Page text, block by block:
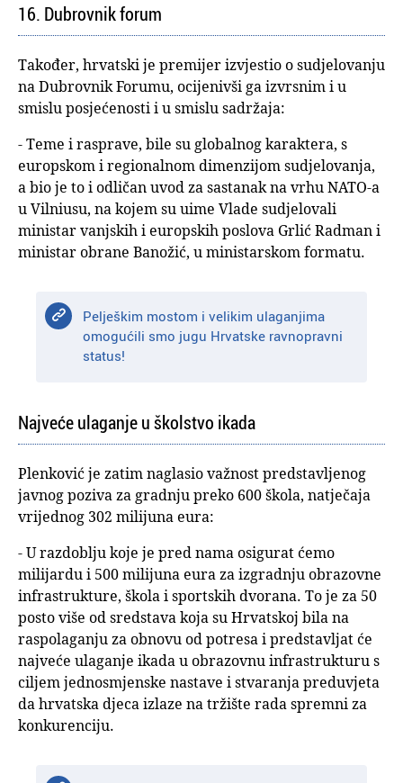
16. Dubrovnik forum
Također, hrvatski je premijer izvjestio o sudjelovanju
na Dubrovnik Forumu, ocijenivši ga izvrsnim i u
smislu posjećenosti i u smislu sadržaja:
- Teme i rasprave, bile su globalnog karaktera, s
europskom i regionalnom dimenzijom sudjelovanja,
a bio je to i odličan uvod za sastanak na vrhu NATO-a
u Vilniusu, na kojem su uime Vlade sudjelovali
ministar vanjskih i europskih poslova Grlić Radman i
ministar obrane Banožić, u ministarskom formatu.
Pelješkim mostom i velikim ulaganjima
omogućili smo jugu Hrvatske ravnopravni
status!
Najveće ulaganje u školstvo ikada
Plenković je zatim naglasio važnost predstavljenog
javnog poziva za gradnju preko 600 škola, natječaja
vrijednog 302 milijuna eura:
- U razdoblju koje je pred nama osigurat ćemo
milijardu i 500 milijuna eura za izgradnju obrazovne
infrastrukture, škola i sportskih dvorana. To je za 50
posto više od sredstava koja su Hrvatskoj bila na
raspolaganju za obnovu od potresa i predstavljat će
najveće ulaganje ikada u obrazovnu infrastrukturu s
ciljem jednosmjenske nastave i stvaranja preduvjeta
da hrvatska djeca izlaze na tržište rada spremni za
konkurenciju.